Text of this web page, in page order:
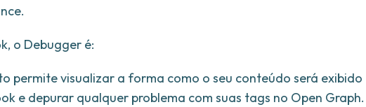
o Debugger é:
permite visualizar a forma como o seu conteúdo será exibido
e depurar qualquer problema com suas tags no Open Graph.